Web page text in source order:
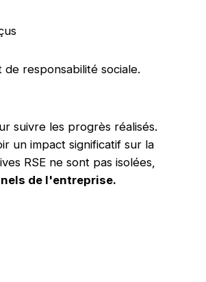
responsabilité sociale.
suivre les progrès réalisés.
un impact significatif sur la
RSE ne sont pas isolées,
de l'entreprise.